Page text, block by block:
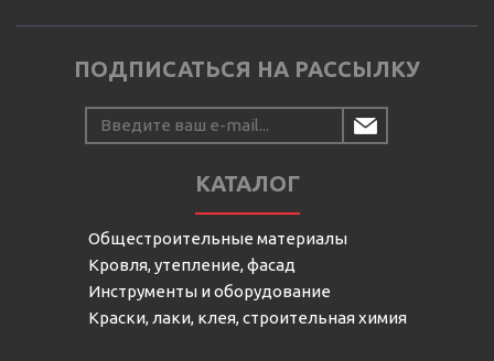
ПОДПИСАТЬСЯ НА РАССЫЛКУ
КАТАЛОГ
Общестроительные материалы
Кровля, утепление, фасад
Инструменты и оборудование
Краски, лаки, клея, строительная химия